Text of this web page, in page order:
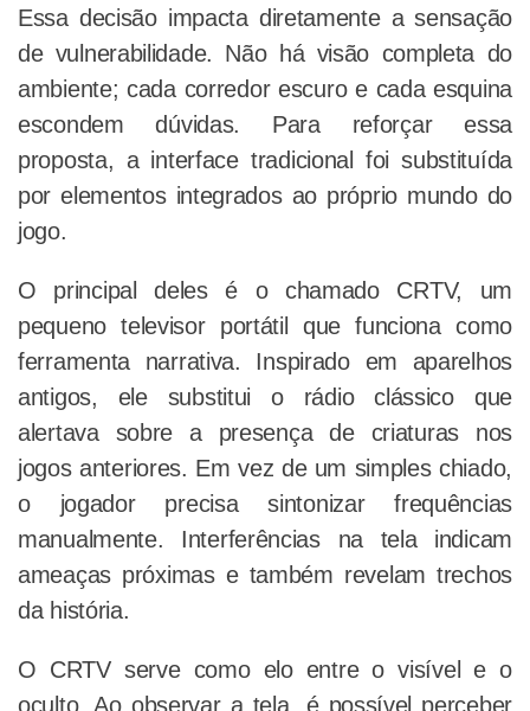
Essa decisão impacta diretamente a sensação
de vulnerabilidade. Não há visão completa do
ambiente; cada corredor escuro e cada esquina
escondem dúvidas. Para reforçar essa
proposta, a interface tradicional foi substituída
por elementos integrados ao próprio mundo do
jogo.
O principal deles é o chamado CRTV, um
pequeno televisor portátil que funciona como
ferramenta narrativa. Inspirado em aparelhos
antigos, ele substitui o rádio clássico que
alertava sobre a presença de criaturas nos
jogos anteriores. Em vez de um simples chiado,
o jogador precisa sintonizar frequências
manualmente. Interferências na tela indicam
ameaças próximas e também revelam trechos
da história.
O CRTV serve como elo entre o visível e o
oculto. Ao observar a tela, é possível perceber